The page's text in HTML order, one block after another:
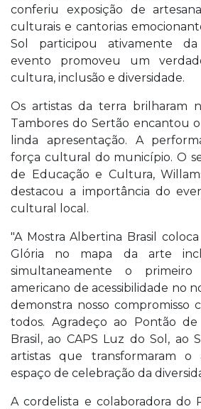
conferiu exposição de
culturais e cantorias
Sol participou ativamente
evento promoveu um
cultura, inclusão e diversidade.
Os artistas da terra brilharam
Tambores do Sertão encantou
linda apresentação. A
força cultural do município. O
de Educação e Cultura,
destacou a importância do
cultural local.
"A Mostra Albertina Brasil
Glória no mapa da arte
simultaneamente o primeiro
americano de acessibilidade no
demonstra nosso compromisso
todos. Agradeço ao Pontão
Brasil, ao CAPS Luz do Sol, ao
artistas que transformaram
espaço de celebração da
A cordelista e colaboradora do